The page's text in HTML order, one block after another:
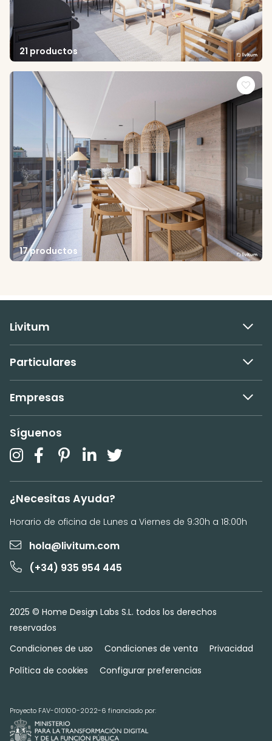
21 productos
17 productos
Livitum
Particulares
Empresas
Síguenos
¿Necesitas Ayuda?
Horario de oficina de Lunes a Viernes de 9:30h a 18:00h
hola@livitum.com
(+34) 935 954 445
2025 © Home Design Labs S.L. todos los derechos
reservados
Condiciones de uso
Condiciones de venta
Privacidad
Política de cookies
Configurar preferencias
Proyecto FAV-010100-2022-6 financiado por: